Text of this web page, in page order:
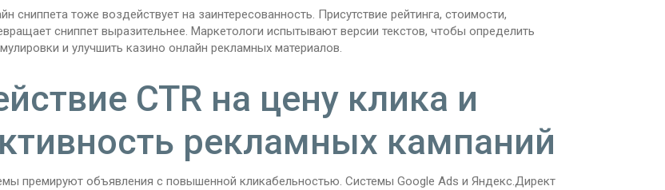
сниппета тоже воздействует на заинтересованность. Присутствие рейтинга, стоимости,
сниппет выразительнее. Маркетологи испытывают версии текстов, чтобы определить
и улучшить казино онлайн рекламных материалов.
CTR на цену клика и
рекламных кампаний
премируют объявления с повышенной кликабельностью. Системы Google Ads и Яндекс.Директ